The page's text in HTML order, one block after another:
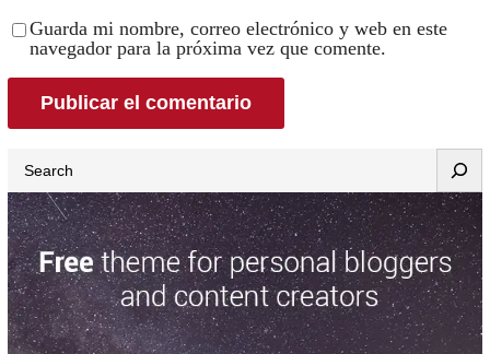
Guarda mi nombre, correo electrónico y web en este
navegador para la próxima vez que comente.